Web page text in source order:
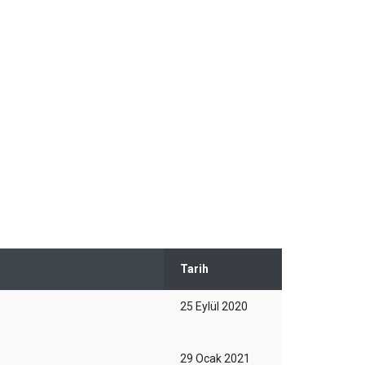
Tarih
25 Eylül 2020
29 Ocak 2021